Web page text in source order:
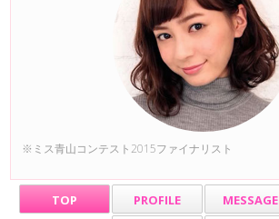
※ミス青山コンテスト2015ファイナリスト
TOP PROFILE MESSAGE